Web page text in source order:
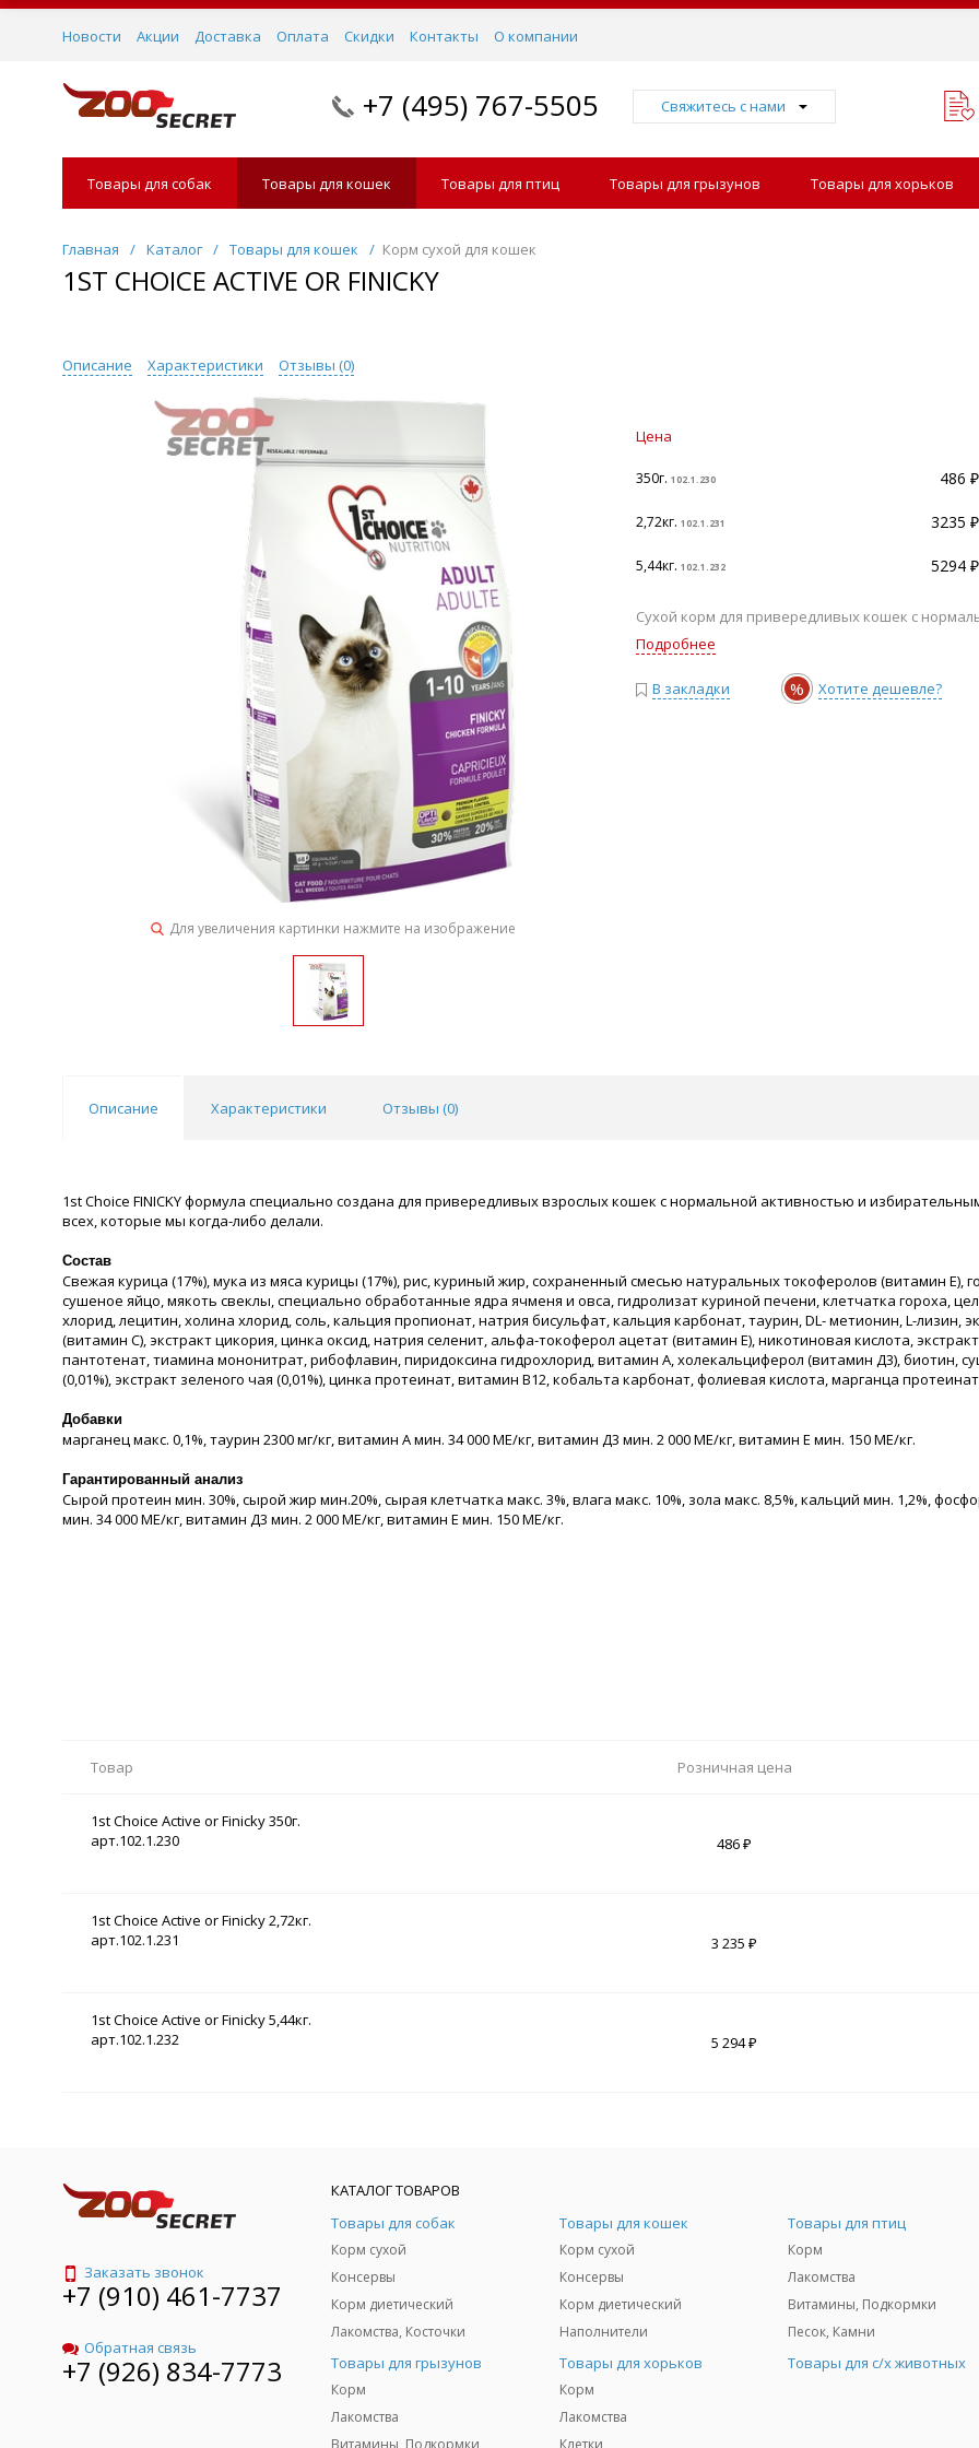
Новости Акции Доставка Оплата Скидки Контакты О компании
+7 (495) 767-5505 Свяжитесь с нами
Товары для собак Товары для кошек Товары для птиц Товары для грызунов Товары для хорьков
Главная / Каталог / Товары для кошек / Корм сухой для кошек
1ST CHOICE ACTIVE OR FINICKY
Описание Характеристики Отзывы (0)
Для увеличения картинки нажмите на изображение
Цена
350г. 102.1.230 486 ₽
2,72кг. 102.1.231 3235 ₽
5,44кг. 102.1.232 5294 ₽
Сухой корм для привередливых кошек с
Подробнее
В закладки % Хотите дешевле?
Описание Характеристики Отзывы (0)
1st Choice FINICKY формула специально создана для привередливых взрослых кошек с нормальной активностью и
всех, которые мы когда-либо делали.
Состав
Свежая курица (17%), мука из мяса курицы (17%), рис, куриный жир, сохраненный смесью натуральных токоферолов (витамин Е),
сушеное яйцо, мякоть свеклы, специально обработанные ядра ячменя и овса, гидролизат куриной печени, клетчатка гороха,
хлорид, лецитин, холина хлорид, соль, кальция пропионат, натрия бисульфат, кальция карбонат, таурин, DL- метионин, L-лизин,
(витамин С), экстракт цикория, цинка оксид, натрия селенит, альфа-токоферол ацетат (витамин Е), никотиновая кислота,
пантотенат, тиамина мононитрат, рибофлавин, пиридоксина гидрохлорид, витамин А, холекальциферол (витамин Д3), биотин,
(0,01%), экстракт зеленого чая (0,01%), цинка протеинат, витамин В12, кобальта карбонат, фолиевая кислота, марганца
Добавки
марганец макс. 0,1%, таурин 2300 мг/кг, витамин А мин. 34 000 МЕ/кг, витамин Д3 мин. 2 000 МЕ/кг, витамин Е мин. 150 МЕ/кг.
Гарантированный анализ
Cырой протеин мин. 30%, сырой жир мин.20%, сырая клетчатка макс. 3%, влага макс. 10%, зола макс. 8,5%, кальций мин. 1,2%,
мин. 34 000 МЕ/кг, витамин Д3 мин. 2 000 МЕ/кг, витамин Е мин. 150 МЕ/кг.
Товар Розничная цена
1st Choice Active or Finicky 350г.
арт.102.1.230
486 ₽
1st Choice Active or Finicky 2,72кг.
арт.102.1.231
3 235 ₽
1st Choice Active or Finicky 5,44кг.
арт.102.1.232
5 294 ₽
Заказать звонок
+7 (910) 461-7737
Обратная связь
+7 (926) 834-7773
КАТАЛОГ ТОВАРОВ
Товары для собак
Корм сухой
Консервы
Корм диетический
Лакомства, Косточки
Товары для кошек
Корм сухой
Консервы
Корм диетический
Наполнители
Товары для птиц
Корм
Лакомства
Витамины, Подкормки
Песок, Камни
Товары для грызунов
Корм
Лакомства
Витамины, Подкормки
Товары для хорьков
Корм
Лакомства
Клетки
Товары для с/х животных